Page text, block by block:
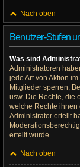
Nach oben
Benutzer-Stufen
Was sind
Administratoren
jede Art von Aktion
Mitglieder sperren,
usw. Die Rechte, die
welche Rechte ihnen
Administrator erteilt
erteilt wurde.
Nach oben